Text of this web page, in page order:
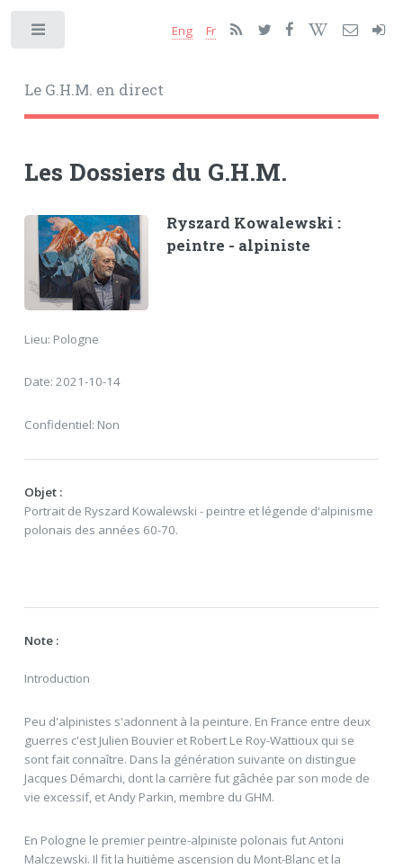
Le G.H.M. en direct
Eng Fr
Les Dossiers du G.H.M.
Ryszard Kowalewski :
peintre - alpiniste
Lieu: Pologne
Date: 2021-10-14
Confidentiel: Non
Objet :
Portrait de Ryszard Kowalewski - peintre et légende d'alpinisme
polonais des années 60-70.
Note :
Introduction
Peu d'alpinistes s'adonnent à la peinture. En France entre deux
guerres c'est Julien Bouvier et Robert Le Roy-Wattioux qui se
sont fait connaître. Dans la génération suivante on distingue
Jacques Démarchi, dont la carrière fut gâchée par son mode de
vie excessif, et Andy Parkin, membre du GHM.
En Pologne le premier peintre-alpiniste polonais fut Antoni
Malczewski. Il fit la huitième ascension du Mont-Blanc et la